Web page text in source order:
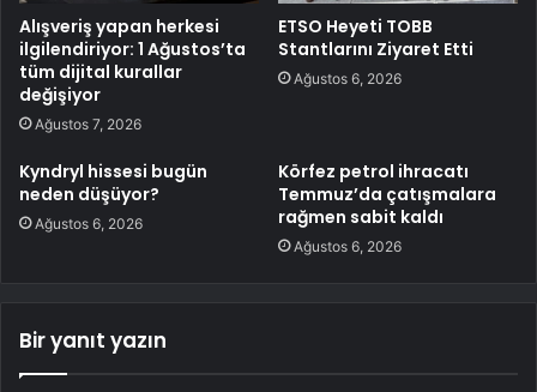
Alışveriş yapan herkesi
ilgilendiriyor: 1 Ağustos’ta
tüm dijital kurallar
değişiyor
Ağustos 7, 2026
ETSO Heyeti TOBB
Stantlarını Ziyaret Etti
Ağustos 6, 2026
Kyndryl hissesi bugün
neden düşüyor?
Ağustos 6, 2026
Körfez petrol ihracatı
Temmuz’da çatışmalara
rağmen sabit kaldı
Ağustos 6, 2026
Bir yanıt yazın